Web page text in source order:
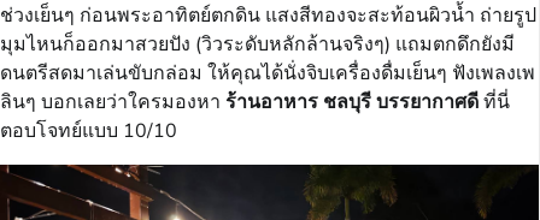
ช่วงเย็นๆ ก่อนพระอาทิตย์ตกดิน แสงสีทองจะสะท้อนผิวน้ำ ถ่ายรูป
มุมไหนก็ออกมาสวยปัง (วิวระดับหลักล้านจริงๆ) แถมตกดึกยังมี
ดนตรีสดมาเล่นขับกล่อม ให้คุณได้นั่งจิบเครื่องดื่มเย็นๆ ฟังเพลงเพ
ลินๆ บอกเลยว่าใครมองหา ร้านอาหาร ชลบุรี บรรยากาศดีที่นี่
ตอบโจทย์แบบ 10/10